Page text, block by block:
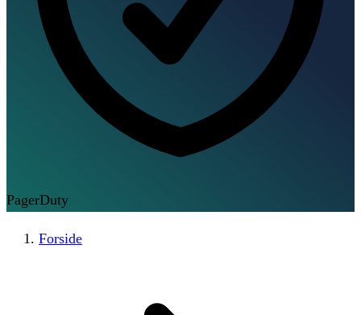
PagerDuty
Forside